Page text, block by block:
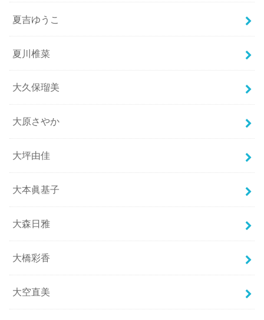
夏吉ゆうこ
夏川椎菜
大久保瑠美
大原さやか
大坪由佳
大本眞基子
大森日雅
大橋彩香
大空直美